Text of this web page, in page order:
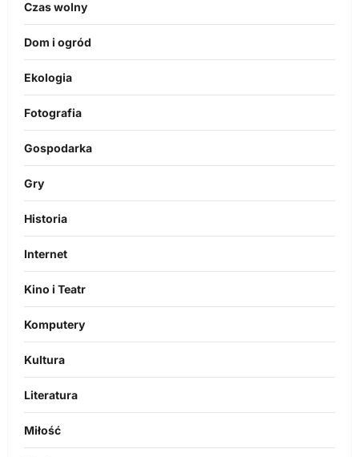
Czas wolny
Dom i ogród
Ekologia
Fotografia
Gospodarka
Gry
Historia
Internet
Kino i Teatr
Komputery
Kultura
Literatura
Miłość